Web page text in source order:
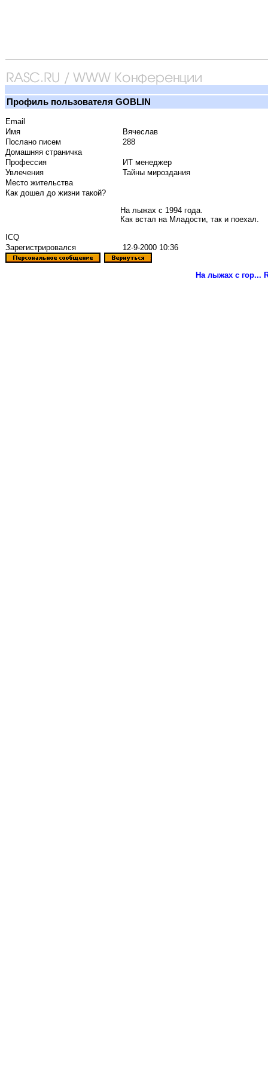
Профиль пользователя GOBLIN
Email
Имя
Вячеслав
Послано писем
288
Домашняя страничка
Профессия
ИТ менеджер
Увлечения
Тайны мироздания
Место жительства
Как дошел до жизни такой?
На лыжах с 1994 года.
Как встал на Младости, так и поехал.
ICQ
Зарегистрировался
12-9-2000 10:36
На лыжах с гор...